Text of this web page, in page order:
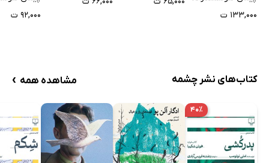
۱۳۳,۰۰۰ ت
۹۲,۰۰۰ ت
کتاب‌های نشر چشمه مشاهده همه ›
۴۰٪